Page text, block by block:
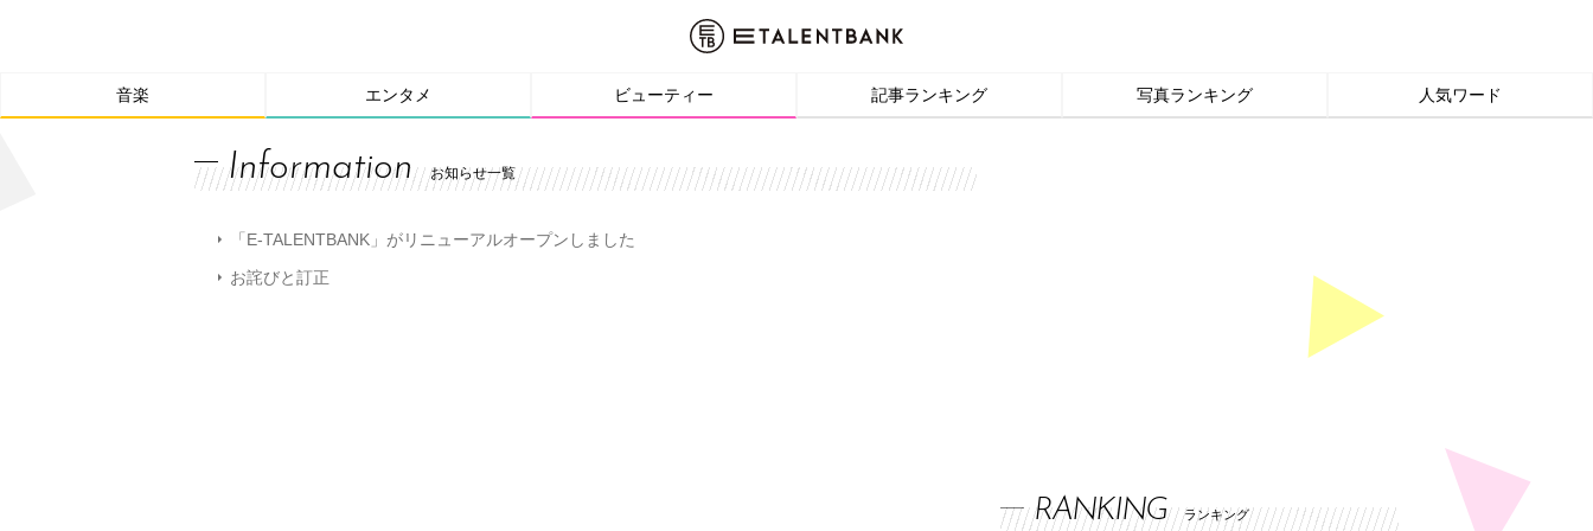
音楽 エンタメ ビューティー 記事ランキング 写真ランキング 人気ワード
Information お知らせ一覧
「E-TALENTBANK」がリニューアルオープンしました
お詫びと訂正
RANKING ランキング